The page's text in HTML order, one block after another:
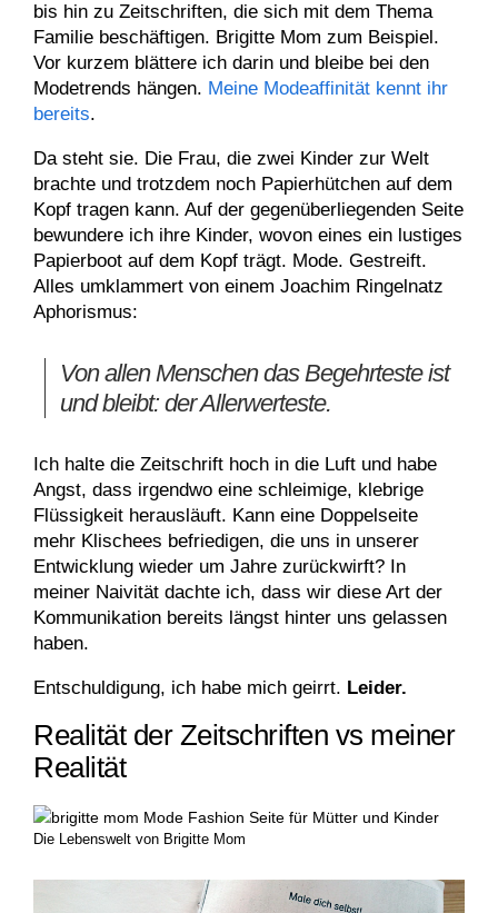
bis hin zu Zeitschriften, die sich mit dem Thema
Familie beschäftigen. Brigitte Mom zum Beispiel.
Vor kurzem blättere ich darin und bleibe bei den
Modetrends hängen. Meine Modeaffinität kennt ihr
bereits.
Da steht sie. Die Frau, die zwei Kinder zur Welt
brachte und trotzdem noch Papierhütchen auf dem
Kopf tragen kann. Auf der gegenüberliegenden Seite
bewundere ich ihre Kinder, wovon eines ein lustiges
Papierboot auf dem Kopf trägt. Mode. Gestreift.
Alles umklammert von einem Joachim Ringelnatz
Aphorismus:
Von allen Menschen das Begehrteste ist
und bleibt: der Allerwerteste.
Ich halte die Zeitschrift hoch in die Luft und habe
Angst, dass irgendwo eine schleimige, klebrige
Flüssigkeit herausläuft. Kann eine Doppelseite
mehr Klischees befriedigen, die uns in unserer
Entwicklung wieder um Jahre zurückwirft? In
meiner Naivität dachte ich, dass wir diese Art der
Kommunikation bereits längst hinter uns gelassen
haben.
Entschuldigung, ich habe mich geirrt. Leider.
Realität der Zeitschriften vs meiner
Realität
Die Lebenswelt von Brigitte Mom